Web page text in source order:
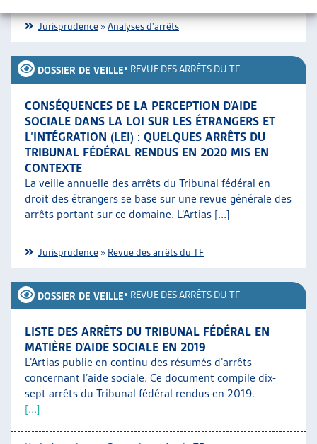
Jurisprudence »Analyses d'arrêts
DOSSIER DE VEILLE• REVUE DES ARRÊTS DU TF
CONSÉQUENCES DE LA PERCEPTION D’AIDE
SOCIALE DANS LA LOI SUR LES ÉTRANGERS ET
L’INTÉGRATION (LEI) : QUELQUES ARRÊTS DU
TRIBUNAL FÉDÉRAL RENDUS EN 2020 MIS EN
CONTEXTE
La veille annuelle des arrêts du Tribunal fédéral en
droit des étrangers se base sur une revue générale des
arrêts portant sur ce domaine. L’Artias [...]
Jurisprudence » Revue des arrêts du TF
DOSSIER DE VEILLE• REVUE DES ARRÊTS DU TF
LISTE DES ARRÊTS DU TRIBUNAL FÉDÉRAL EN
MATIÈRE D’AIDE SOCIALE EN 2019
L’Artias publie en continu des résumés d’arrêts
concernant l’aide sociale. Ce document compile dix-
sept arrêts du Tribunal fédéral rendus en 2019.
[...]